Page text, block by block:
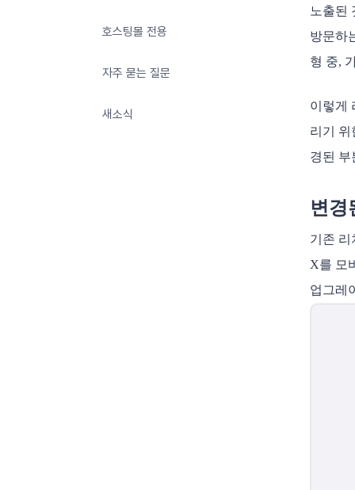
노출된
방문하
형 중,
이렇게
리기 위
경된 부
변경
기존 리
X를 모
업그레
호스팅몰 전용
자주 묻는 질문
새소식